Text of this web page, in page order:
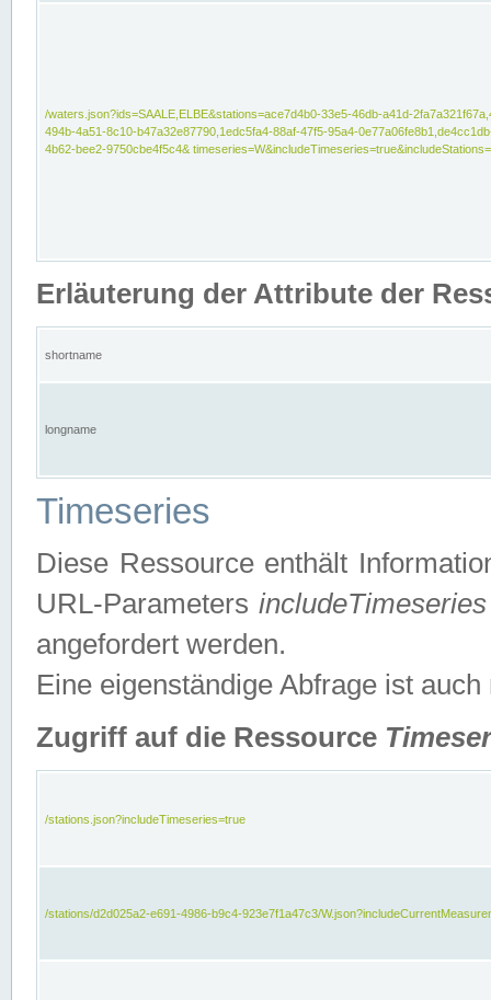
/waters.json?ids=SAALE,ELBE&stations=ace7d4b0-33e5-46db-a41d-
494b-4a51-8c10-b47a32e87790,1edc5fa4-88af-47f5-95a4-
4b62-bee2-9750cbe4f5c4&
Erläuterung der Attribute der
shortname
longname
Timeseries
Diese Ressource enthält
URL-ParametersincludeTimeseries
angefordert werden.
Eine eigenständige Abfrage ist auch
Zugriff auf die Ressource
/stations.json?includeTimeseries=true
/stations/d2d025a2-e691-4986-b9c4-923e7f1a47c3/